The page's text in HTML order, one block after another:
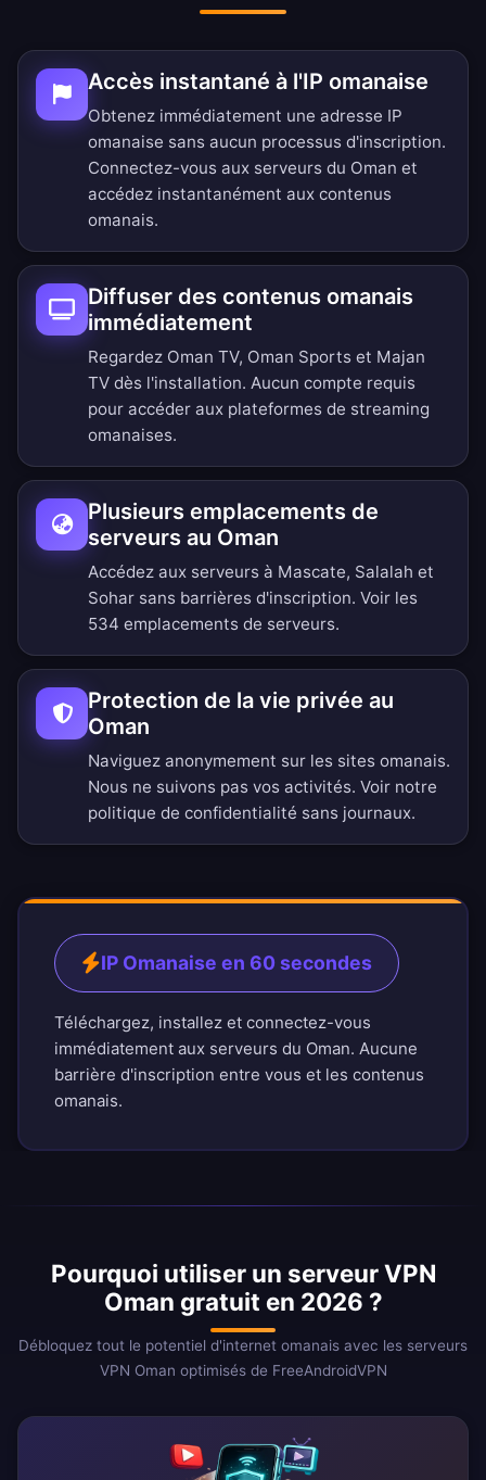
Accès instantané à l'IP omanaise
Obtenez immédiatement une adresse IP
omanaise sans aucun processus d'inscription.
Connectez-vous aux serveurs du Oman et
accédez instantanément aux contenus
omanais.
Diffuser des contenus omanais
immédiatement
Regardez Oman TV, Oman Sports et Majan
TV dès l'installation. Aucun compte requis
pour accéder aux plateformes de streaming
omanaises.
Plusieurs emplacements de
serveurs au Oman
Accédez aux serveurs à Mascate, Salalah et
Sohar sans barrières d'inscription. Voir les
534 emplacements de serveurs.
Protection de la vie privée au
Oman
Naviguez anonymement sur les sites omanais.
Nous ne suivons pas vos activités. Voir notre
politique de confidentialité sans journaux.
IP Omanaise en 60 secondes
Téléchargez, installez et connectez-vous
immédiatement aux serveurs du Oman. Aucune
barrière d'inscription entre vous et les contenus
omanais.
Pourquoi utiliser un serveur VPN
Oman gratuit en 2026 ?
Débloquez tout le potentiel d'internet omanais avec les serveurs
VPN Oman optimisés de FreeAndroidVPN